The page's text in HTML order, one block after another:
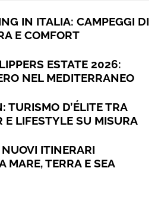
IN ITALIA: CAMPEGGI DI
E COMFORT
ESTATE 2026:
NEL MEDITERRANEO
TURISMO D’ÉLITE TRA
E LIFESTYLE SU MISURA
ITINERARI
MARE, TERRA E SEA